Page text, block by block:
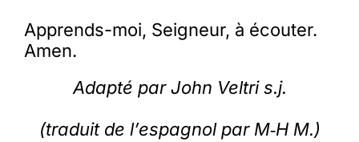
Apprends-moi, Seigneur, à écouter.
Amen.
Adapté par John Veltri s.j.
(traduit de l’espagnol par M‑H M.)